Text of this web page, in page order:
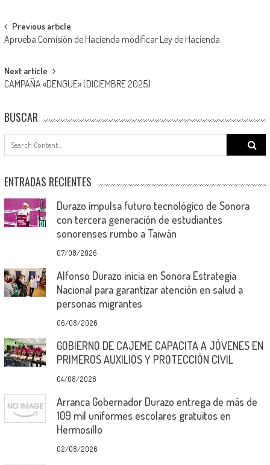
Post
navigation
Previous article
Aprueba Comisión de Hacienda modificar Ley de Hacienda
Next article
CAMPAÑA «DENGUE» (DICIEMBRE 2025)
BUSCAR
Search
for:
ENTRADAS RECIENTES
Durazo impulsa futuro tecnológico de Sonora
con tercera generación de estudiantes
sonorenses rumbo a Taiwán
07/08/2026
Alfonso Durazo inicia en Sonora Estrategia
Nacional para garantizar atención en salud a
personas migrantes
06/08/2026
GOBIERNO DE CAJEME CAPACITA A JÓVENES EN
PRIMEROS AUXILIOS Y PROTECCIÓN CIVIL
04/08/2026
Arranca Gobernador Durazo entrega de más de
109 mil uniformes escolares gratuitos en
Hermosillo
02/08/2026